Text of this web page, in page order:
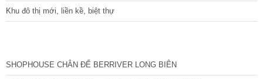
Khu đô thị mới, liền kề, biệt thự
SHOPHOUSE CHÂN ĐẾ BERRIVER LONG BIÊN